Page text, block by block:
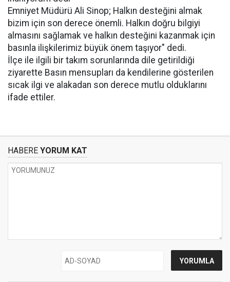
Emniyet Müdürü Ali Sinop; Halkın desteğini almak
bizim için son derece önemli. Halkın doğru bilgiyi
almasını sağlamak ve halkın desteğini kazanmak için
basınla ilişkilerimiz büyük önem taşıyor" dedi.
İlçe ile ilgili bir takım sorunlarında dile getirildiği
ziyarette Basın mensupları da kendilerine gösterilen
sıcak ilgi ve alakadan son derece mutlu olduklarını
ifade ettiler.
HABERE YORUM KAT